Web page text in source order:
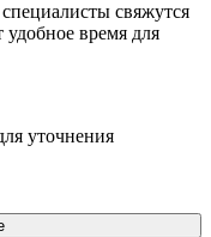
свяжутся
удобное время для
уточнения